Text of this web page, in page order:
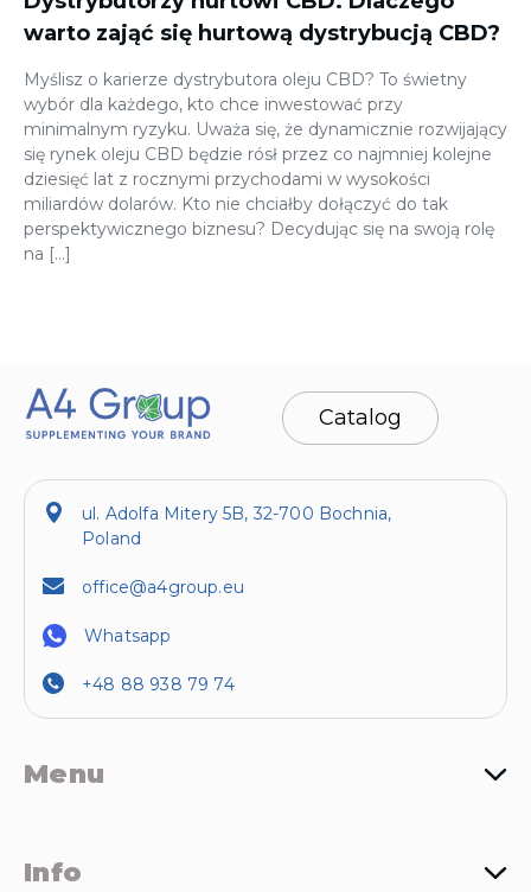
warto zająć się hurtową dystrybucją CBD?
Myślisz o karierze dystrybutora oleju CBD? To świetny
wybór dla każdego, kto chce inwestować przy
minimalnym ryzyku. Uważa się, że dynamicznie rozwijający
się rynek oleju CBD będzie rósł przez co najmniej kolejne
dziesięć lat z rocznymi przychodami w wysokości
miliardów dolarów. Kto nie chciałby dołączyć do tak
perspektywicznego biznesu? Decydując się na swoją rolę
na […]
Catalog
ul. Adolfa Mitery 5B, 32-700 Bochnia,
Poland
office@a4group.eu
Whatsapp
+48 88 938 79 74
Menu
Info